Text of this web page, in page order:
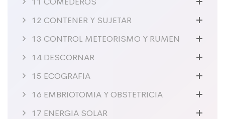
12 CONTENER Y SUJETAR
13 CONTROL METEORISMO Y RUMEN
14 DESCORNAR
15 ECOGRAFIA
16 EMBRIOTOMIA Y OBSTETRICIA
17 ENERGIA SOLAR